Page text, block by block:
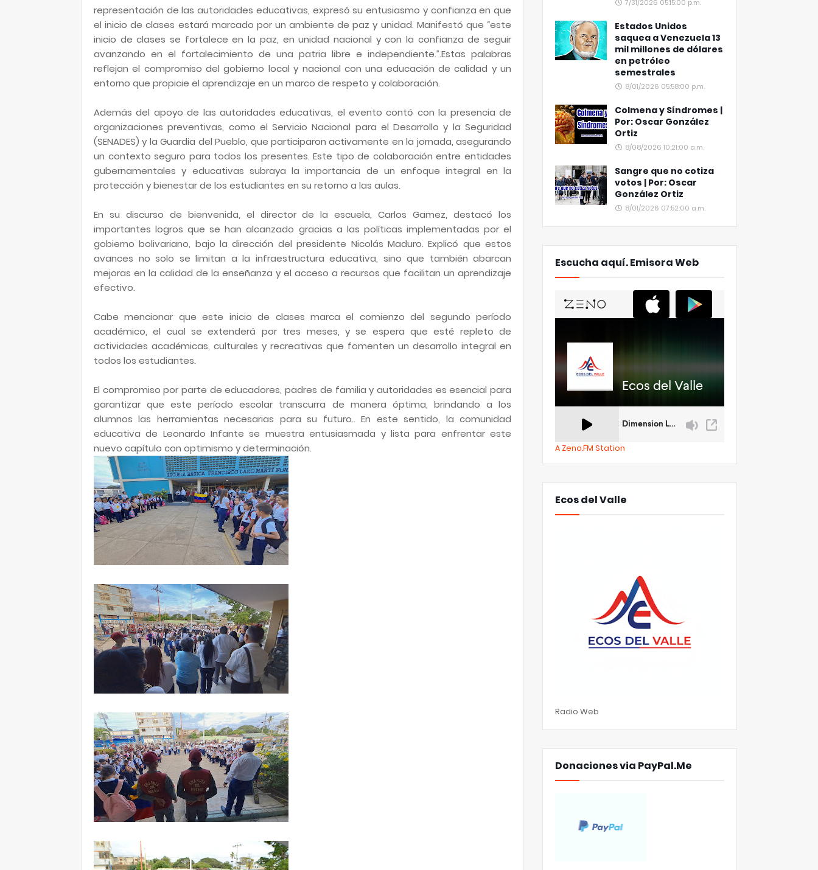
representación de las autoridades educativas, expresó su entusiasmo y confianza en que
el inicio de clases estará marcado por un ambiente de paz y unidad. Manifestó que “este
inicio de clases se fortalece en la paz, en unidad nacional y con la confianza de seguir
avanzando en el fortalecimiento de una patria libre e independiente.”.Estas palabras
reflejan el compromiso del gobierno local y nacional con una educación de calidad y un
entorno que propicie el aprendizaje en un marco de respeto y colaboración.
Además del apoyo de las autoridades educativas, el evento contó con la presencia de
organizaciones preventivas, como el Servicio Nacional para el Desarrollo y la Seguridad
(SENADES) y la Guardia del Pueblo, que participaron activamente en la jornada, asegurando
un contexto seguro para todos los presentes. Este tipo de colaboración entre entidades
gubernamentales y educativas subraya la importancia de un enfoque integral en la
protección y bienestar de los estudiantes en su retorno a las aulas.
En su discurso de bienvenida, el director de la escuela, Carlos Gamez, destacó los
importantes logros que se han alcanzado gracias a las políticas implementadas por el
gobierno bolivariano, bajo la dirección del presidente Nicolás Maduro. Explicó que estos
avances no solo se limitan a la infraestructura educativa, sino que también abarcan
mejoras en la calidad de la enseñanza y el acceso a recursos que facilitan un aprendizaje
efectivo.
Cabe mencionar que este inicio de clases marca el comienzo del segundo período
académico, el cual se extenderá por tres meses, y se espera que esté repleto de
actividades académicas, culturales y recreativas que fomenten un desarrollo integral en
todos los estudiantes.
El compromiso por parte de educadores, padres de familia y autoridades es esencial para
garantizar que este período escolar transcurra de manera óptima, brindando a los
alumnos las herramientas necesarias para su futuro.. En este sentido, la comunidad
educativa de Leonardo Infante se muestra entusiasmada y lista para enfrentar este
nuevo capítulo con optimismo y determinación.
7/31/2026 05:15:00 p.m.
Estados Unidos
saquea a Venezuela 13
mil millones de dólares
en petróleo
semestrales
8/01/2026 05:58:00 p.m.
Colmena y Síndromes |
Por: Oscar González
Ortiz
8/08/2026 10:21:00 a.m.
Sangre que no cotiza
votos | Por: Oscar
González Ortiz
8/01/2026 07:52:00 a.m.
Escucha aquí. Emisora Web
A Zeno.FM Station
Ecos del Valle
Radio Web
Donaciones via PayPal.Me